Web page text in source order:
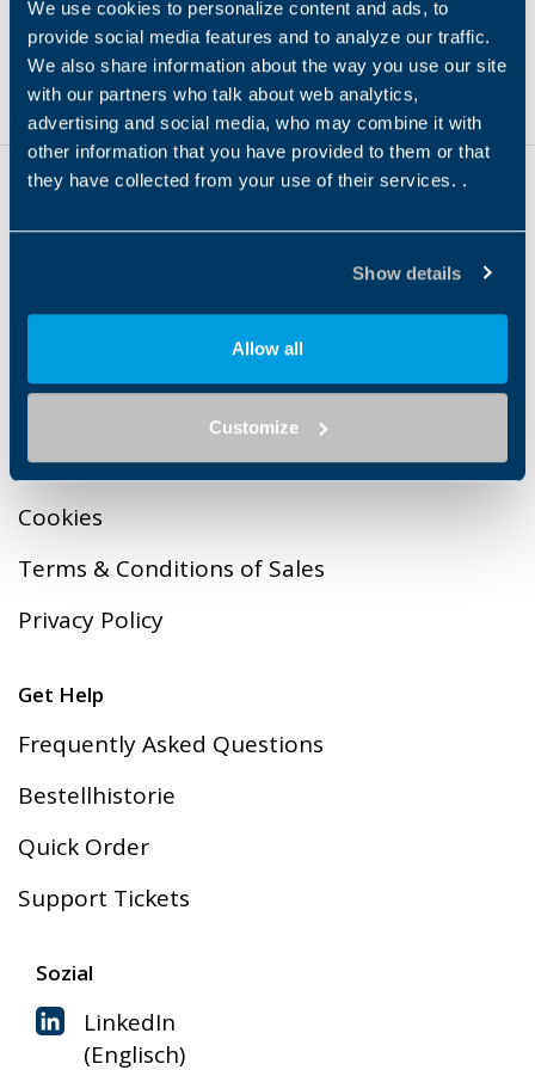
We use cookies to personalize content and ads, to
provide social media features and to analyze our traffic.
We also share information about the way you use our site
with our partners who talk about web analytics,
advertising and social media, who may combine it with
other information that you have provided to them or that
they have collected from your use of their services. .
Show details
Allow all
Customize
Produkttyp
GEARMOTOR
Getriebetechnologie
Worm
NEMA-Eingang
✔
Calderara di Reno (Bologna)
Legal
Cookies
Terms & Conditions of Sales
Privacy Policy
Get Help
Frequently Asked Questions
Bestellhistorie
Quick Order
Support Tickets
Sozial
LinkedIn
(Englisch)